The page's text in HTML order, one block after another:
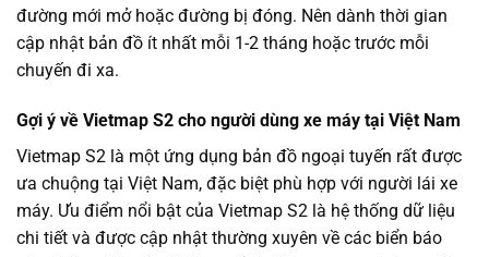
đường mới mở hoặc đường bị đóng. Nên dành thời gian
cập nhật bản đồ ít nhất mỗi 1-2 tháng hoặc trước mỗi
chuyến đi xa.
Gợi ý về Vietmap S2 cho người dùng xe máy tại Việt Nam
Vietmap S2 là một ứng dụng bản đồ ngoại tuyến rất được
ưa chuộng tại Việt Nam, đặc biệt phù hợp với người lái xe
máy. Ưu điểm nổi bật của Vietmap S2 là hệ thống dữ liệu
chi tiết và được cập nhật thường xuyên về các biển báo